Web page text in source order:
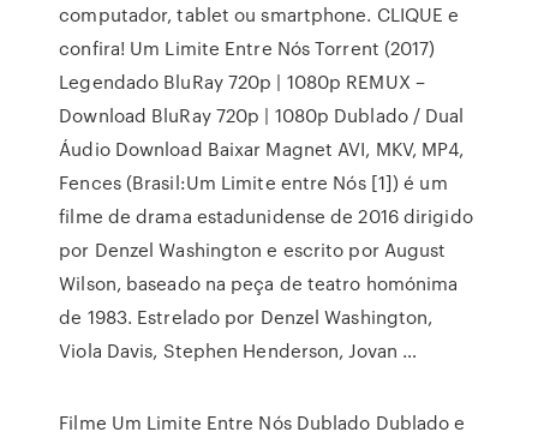
computador, tablet ou smartphone. CLIQUE e
confira! Um Limite Entre Nós Torrent (2017)
Legendado BluRay 720p | 1080p REMUX –
Download BluRay 720p | 1080p Dublado / Dual
Áudio Download Baixar Magnet AVI, MKV, MP4,
Fences (Brasil:Um Limite entre Nós [1]) é um
filme de drama estadunidense de 2016 dirigido
por Denzel Washington e escrito por August
Wilson, baseado na peça de teatro homónima
de 1983. Estrelado por Denzel Washington,
Viola Davis, Stephen Henderson, Jovan …
Filme Um Limite Entre Nós Dublado Dublado e